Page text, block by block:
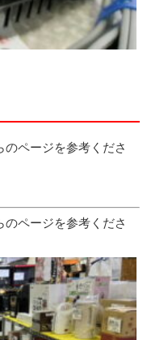
のページを参考くださ
のページを参考くださ